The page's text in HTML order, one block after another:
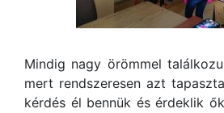
Mindig nagy örömmel
mert rendszeresen azt
kérdés él bennük és érdeklik